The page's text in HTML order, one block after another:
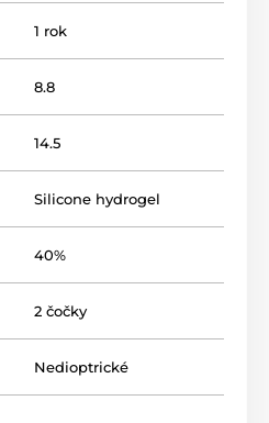
1 rok
8.8
14.5
Silicone hydrogel
40%
2 čočky
Nedioptrické